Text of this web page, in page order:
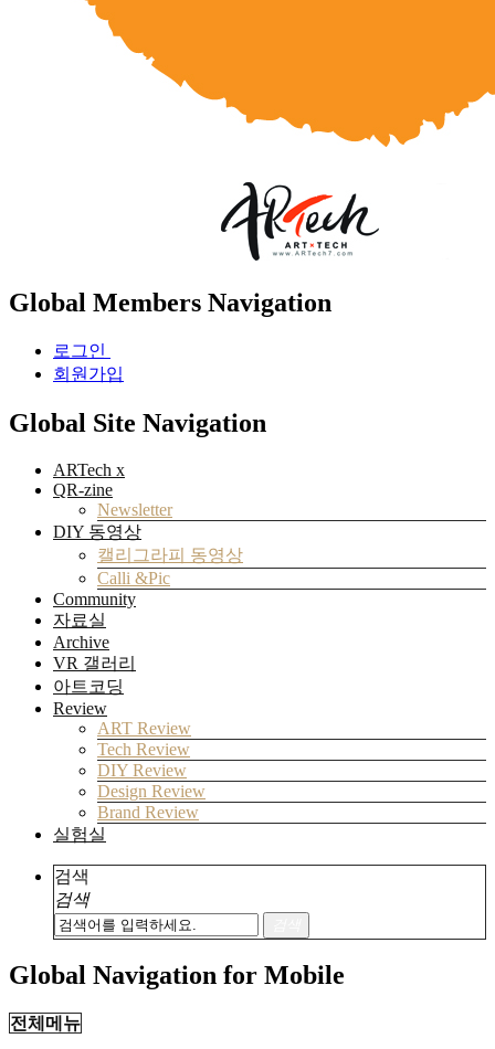
Global Members Navigation
로그인
회원가입
Global Site Navigation
ARTech x
QR-zine
Newsletter
DIY 동영상
캘리그라피 동영상
Calli &Pic
Community
자료실
Archive
VR 갤러리
아트코딩
Review
ART Review
Tech Review
DIY Review
Design Review
Brand Review
실험실
검색
검색
Global Navigation for Mobile
전체메뉴